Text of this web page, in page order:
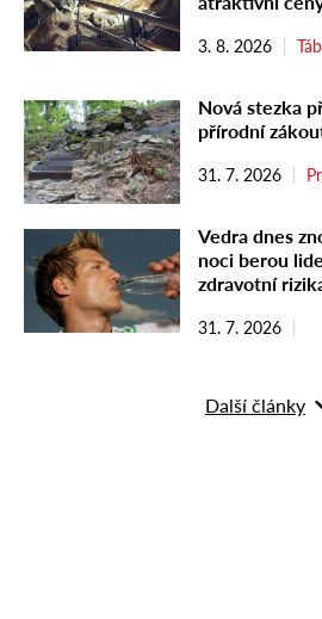
3. 8. 2026
Nová stezka
přírodní
31. 7. 2026
Vedra dnes
noci berou
zdravotní
31. 7. 2026
Další články